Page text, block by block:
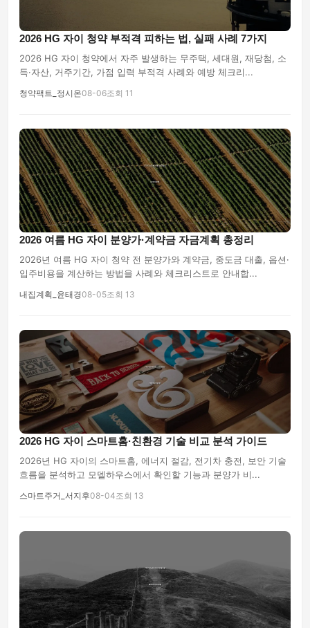
2026 HG 자이 청약 부적격 피하는 법, 실패 사례 7가지
2026 HG 자이 청약에서 자주 발생하는 무주택, 세대원, 재당첨, 소
득·자산, 거주기간, 가점 입력 부적격 사례와 예방 체크리...
청약팩트_정시온08-06조회 11
2026 여름 HG 자이 분양가·계약금 자금계획 총정리
2026년 여름 HG 자이 청약 전 분양가와 계약금, 중도금 대출, 옵션·
입주비용을 계산하는 방법을 사례와 체크리스트로 안내합...
내집계획_윤태경08-05조회 13
2026 HG 자이 스마트홈·친환경 기술 비교 분석 가이드
2026년 HG 자이의 스마트홈, 에너지 절감, 전기차 충전, 보안 기술
흐름을 분석하고 모델하우스에서 확인할 기능과 분양가 비...
스마트주거_서지후08-04조회 13